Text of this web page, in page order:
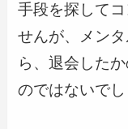
手段を探して
せんが、メン
ら、退会した
のではないでし